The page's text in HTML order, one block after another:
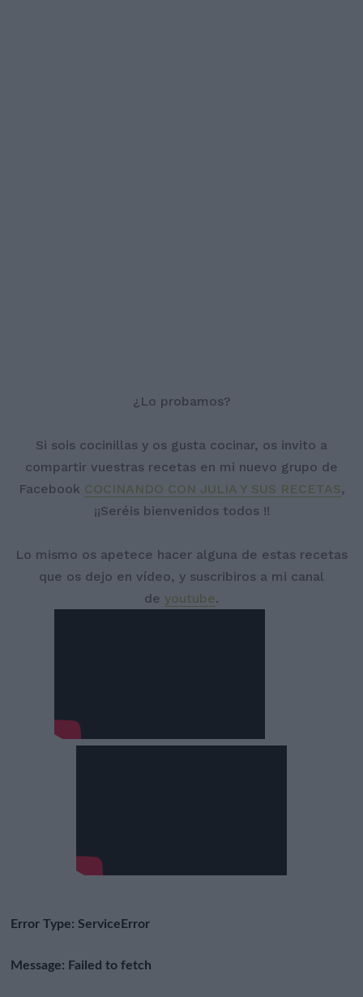
¿Lo probamos?
Si sois cocinillas y os gusta cocinar, os invito a
compartir vuestras recetas en mi nuevo grupo de
Facebook COCINANDO CON JULIA Y SUS RECETAS,
¡¡Seréis bienvenidos todos !!
Lo mismo os apetece hacer alguna de estas recetas
que os dejo en vídeo, y suscribiros a mi canal
de youtube.